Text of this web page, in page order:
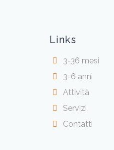
Links
3-36 mesi
3-6 anni
Attività
Servizi
Contatti